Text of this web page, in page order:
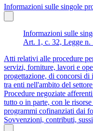
Informazioni sulle singole
Informazioni sulle
Art. 1, c. 32, Legge n.
Atti relativi alle procedure
servizi, forniture, lavori e
progettazione, di concorsi di
tra enti nell'ambito del
Procedure negoziate
tutto o in parte, con le
programmi cofinanziati dai
Sovvenzioni, contributi,